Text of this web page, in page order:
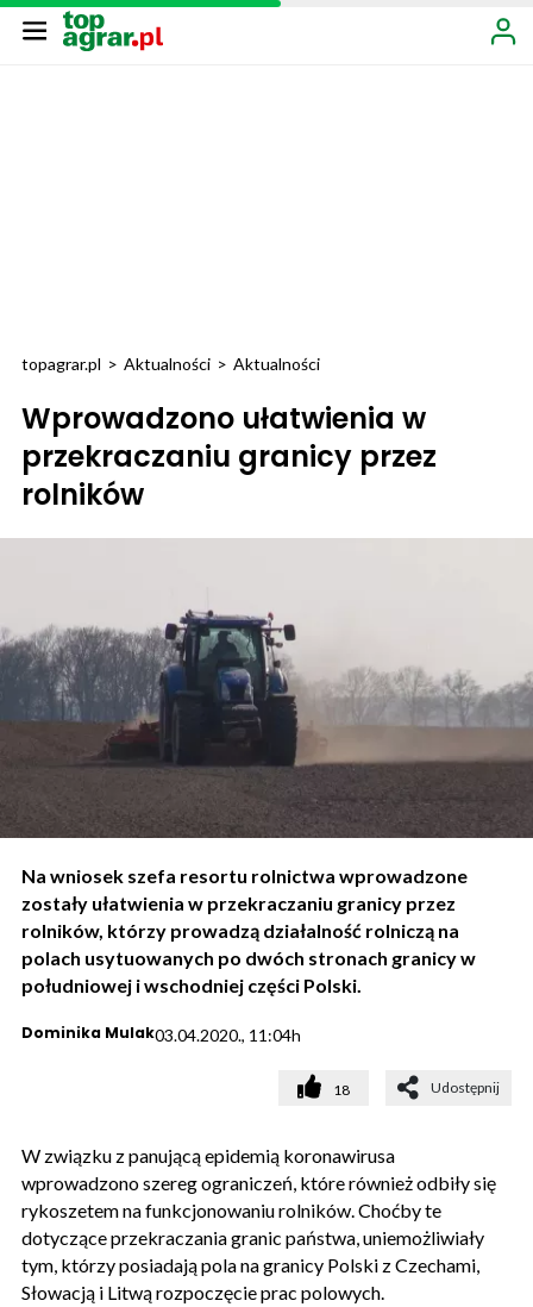
topagrar.pl > Aktualności > Aktualności
Wprowadzono ułatwienia w
przekraczaniu granicy przez
rolników
Na wniosek szefa resortu rolnictwa wprowadzone
zostały ułatwienia w przekraczaniu granicy przez
rolników, którzy prowadzą działalność rolniczą na
polach usytuowanych po dwóch stronach granicy w
południowej i wschodniej części Polski.
Dominika Mulak03.04.2020., 11:04h
18 Udostępnij
W związku z panującą epidemią koronawirusa
wprowadzono szereg ograniczeń, które również odbiły się
rykoszetem na funkcjonowaniu rolników. Choćby te
dotyczące przekraczania granic państwa, uniemożliwiały
tym, którzy posiadają pola na granicy Polski z Czechami,
Słowacją i Litwą rozpoczęcie prac polowych.